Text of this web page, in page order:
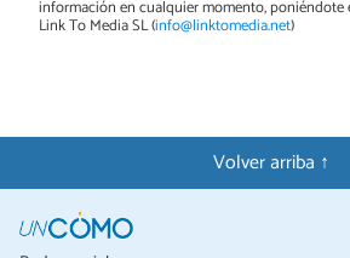
información en cualquier momento, poniéndote
Link To Media SL (info@linktomedia.net)
Volver arriba ↑